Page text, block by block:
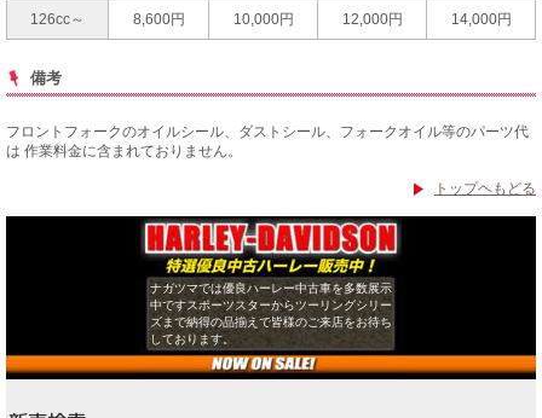
126cc～ 8,600円 10,000円 12,000円 14,000円
備考
フロントフォークのオイルシール、ダストシール、フォークオイル等のパーツ代
は 作業料金に含まれておりません。
トップヘもどる
ナガツマでは優良ハーレー中古車を多数展示
中ですスポーツスターからツーリングシリー
ズまで納得の品揃えで皆様のご来店をお待ち
しております。